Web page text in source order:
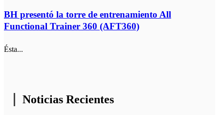
BH presentó la torre de entrenamiento All
Functional Trainer 360 (AFT360)
Ésta...
Noticias Recientes